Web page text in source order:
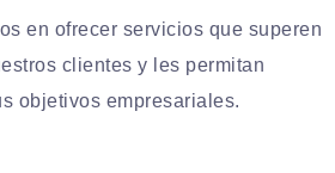
en ofrecer servicios que superen
clientes y les permitan
objetivos empresariales.